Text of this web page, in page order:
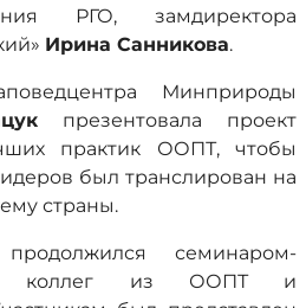
РГО, замдиректора
Ирина Санникова.
Минприроды
презентовала проект
практик ООПТ, чтобы
был транслирован на
страны.
семинаром-
коллег из ООПТ и